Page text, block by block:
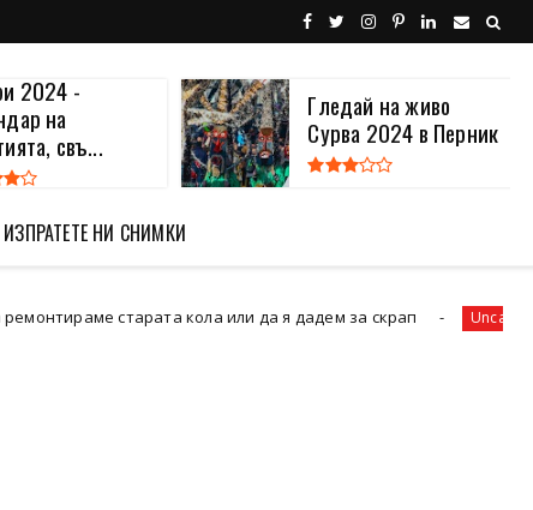
2024 -
на
свъ...
Гледай на живо
Сурва 2024 в Перник
НИ СНИМКИ
кола или да я дадем за скрап Uncategorized Дара